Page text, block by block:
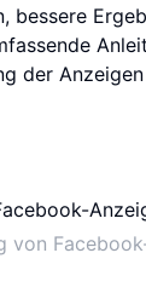
bessere
der
von